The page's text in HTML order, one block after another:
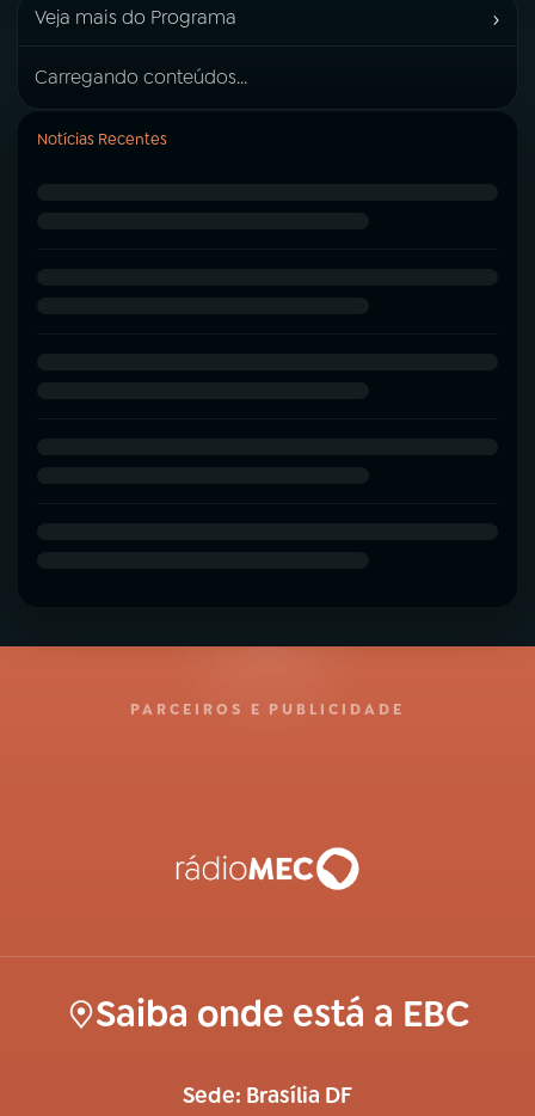
Veja mais do Programa ›
Carregando conteúdos...
Notícias Recentes
PARCEIROS E PUBLICIDADE
Saiba onde está a EBC
Sede: Brasília DF